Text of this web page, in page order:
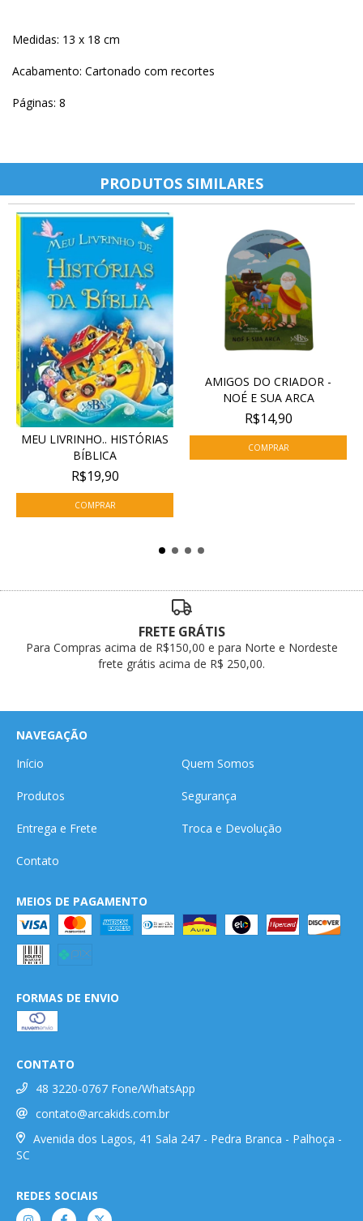
Medidas: 13 x 18 cm
Acabamento: Cartonado com recortes
Páginas: 8
PRODUTOS SIMILARES
MEU LIVRINHO.. HISTÓRIAS
BÍBLICA
R$19,90
AMIGOS DO CRIADOR -
NOÉ E SUA ARCA
R$14,90
FRETE GRÁTIS
Para Compras acima de R$150,00 e para Norte e Nordeste
frete grátis acima de R$ 250,00.
NAVEGAÇÃO
Início
Quem Somos
Produtos Segurança
Entrega e Frete Troca e Devolução
Contato
MEIOS DE PAGAMENTO
FORMAS DE ENVIO
CONTATO
48 3220-0767 Fone/WhatsApp
contato@arcakids.com.br
Avenida dos Lagos, 41 Sala 247 - Pedra Branca - Palhoça -
SC
REDES SOCIAIS